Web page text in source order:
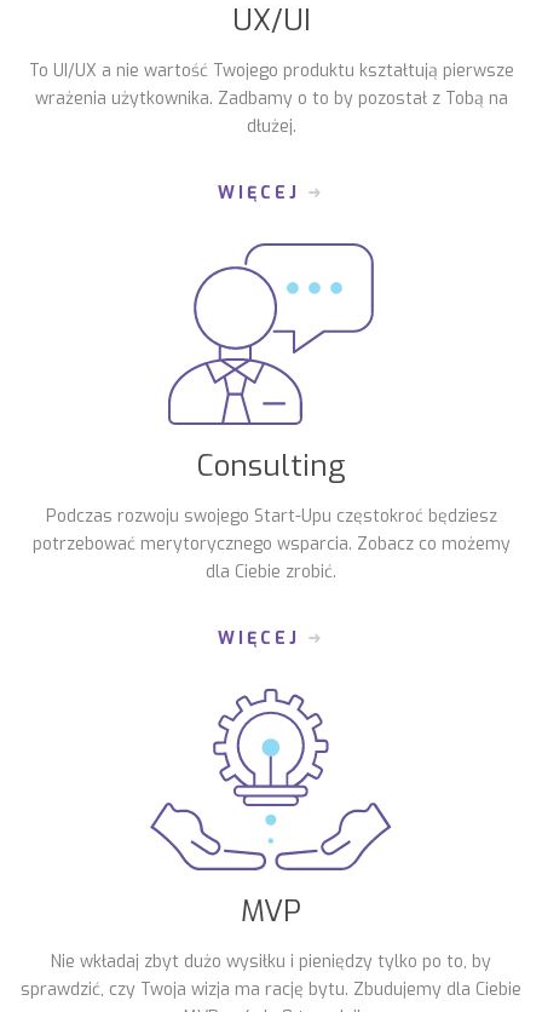
UX/UI
To UI/UX a nie wartość Twojego produktu kształtują pierwsze
wrażenia użytkownika. Zadbamy o to by pozostał z Tobą na
dłużej.
WIĘCEJ
Consulting
Podczas rozwoju swojego Start-Upu częstokroć będziesz
potrzebować merytorycznego wsparcia. Zobacz co możemy
dla Ciebie zrobić.
WIĘCEJ
MVP
Nie wkładaj zbyt dużo wysiłku i pieniędzy tylko po to, by
sprawdzić, czy Twoja wizja ma rację bytu. Zbudujemy dla Ciebie